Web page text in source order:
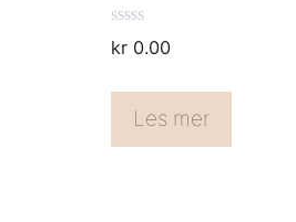
0
a
5
kr0.00
Les mer